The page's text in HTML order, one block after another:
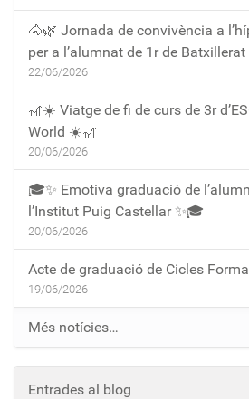
🐴🌿 Jornada de convivència a
per a l’alumnat de 1r de Batxillerat
22/06/2026
🎢☀️ Viatge de fi de curs de 3r
World ☀️🎢
20/06/2026
🎓✨ Emotiva graduació de
l’Institut Puig Castellar ✨🎓
20/06/2026
Acte de graduació de Cicles
19/06/2026
Més notícies…
Entrades al blog